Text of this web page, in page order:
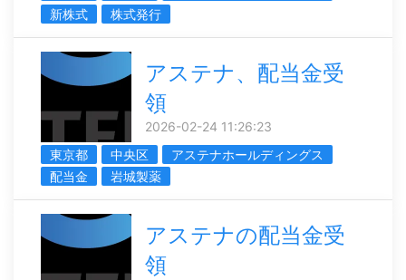
新株式
株式発行
アステナ、配当金受
領
2026-02-24 11:26:23
東京都
中央区
アステナホールディングス
配当金
岩城製薬
アステナの配当金受
領